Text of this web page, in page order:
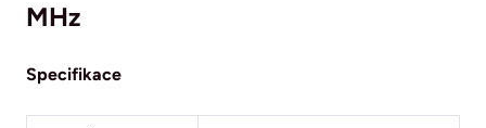
MHz
Specifikace